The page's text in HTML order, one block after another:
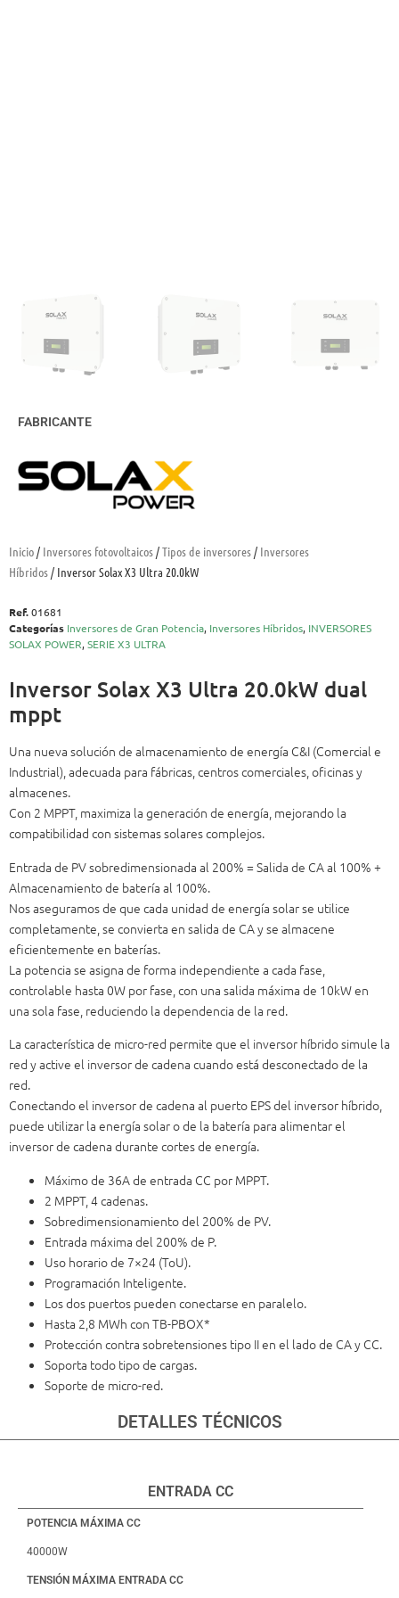
Inicio/ Inversores fotovoltaicos/Tipos de inversores/ Inversores
Híbridos/ Inversor Solax X3 Ultra 20.0kW
Ref.01681
Categorías Inversores de Gran Potencia, Inversores Híbridos, INVERSORES
SOLAX POWER,SERIE X3 ULTRA
Inversor Solax X3 Ultra 20.0kW dual
mppt
Una nueva solución de almacenamiento de energía C&I (Comercial e
Industrial), adecuada para fábricas, centros comerciales, oficinas y
almacenes.
Con 2 MPPT, maximiza la generación de energía, mejorando la
compatibilidad con sistemas solares complejos.
Entrada de PV sobredimensionada al 200% = Salida de CA al 100% +
Almacenamiento de batería al 100%.
Nos aseguramos de que cada unidad de energía solar se utilice
completamente, se convierta en salida de CA y se almacene
eficientemente en baterías.
La potencia se asigna de forma independiente a cada fase,
controlable hasta 0W por fase, con una salida máxima de 10kW en
una sola fase, reduciendo la dependencia de la red.
La característica de micro-red permite que el inversor híbrido simule la
red y active el inversor de cadena cuando está desconectado de la
red.
Conectando el inversor de cadena al puerto EPS del inversor híbrido,
puede utilizar la energía solar o de la batería para alimentar el
inversor de cadena durante cortes de energía.
Máximo de 36A de entrada CC por MPPT.
2 MPPT, 4 cadenas.
Sobredimensionamiento del 200% de PV.
Entrada máxima del 200% de P.
Uso horario de 7×24 (ToU).
Programación Inteligente.
Los dos puertos pueden conectarse en paralelo.
Hasta 2,8 MWh con TB-PBOX*
Protección contra sobretensiones tipo II en el lado de CA y CC.
Soporta todo tipo de cargas.
Soporte de micro-red.
FABRICANTE
DETALLES TÉCNICOS
ENTRADA CC
POTENCIA MÁXIMA CC
40000W
TENSIÓN MÁXIMA ENTRADA CC